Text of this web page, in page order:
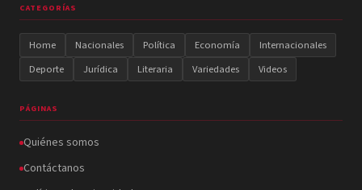
CATEGORÍAS
Home Nacionales Política Economía
Internacionales
Deporte
Jurídica Literaria Variedades Videos
PÁGINAS
Quiénes somos
Contáctanos